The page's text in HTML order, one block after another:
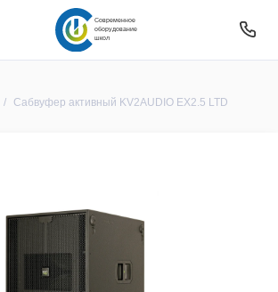
Современное
оборудование
школ
Сабвуфер активный KV2AUDIO EX2.5 LTD